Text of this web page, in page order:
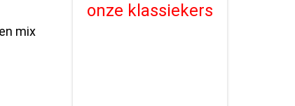
mix
onze klassiekers